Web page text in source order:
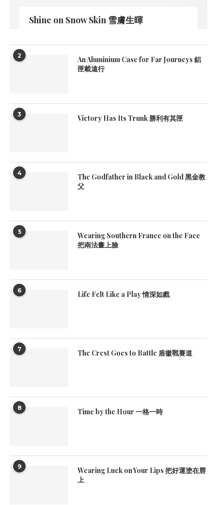
Shine on Snow Skin 雪膚生暉
2
An Aluminium Case for Far Journeys 鋁
匣載遠行
3 Victory Has Its Trunk 勝利有其匣
4
The Godfather in Black and Gold 黑金教
父
5
Wearing Southern France on the Face
把南法畫上臉
6 Life Felt Like a Play 情深如戲
7 The Crest Goes to Battle 盾徽戰賽道
8 Time by the Hour 一格一時
9
Wearing Luck on Your Lips 把好運塗在唇
上